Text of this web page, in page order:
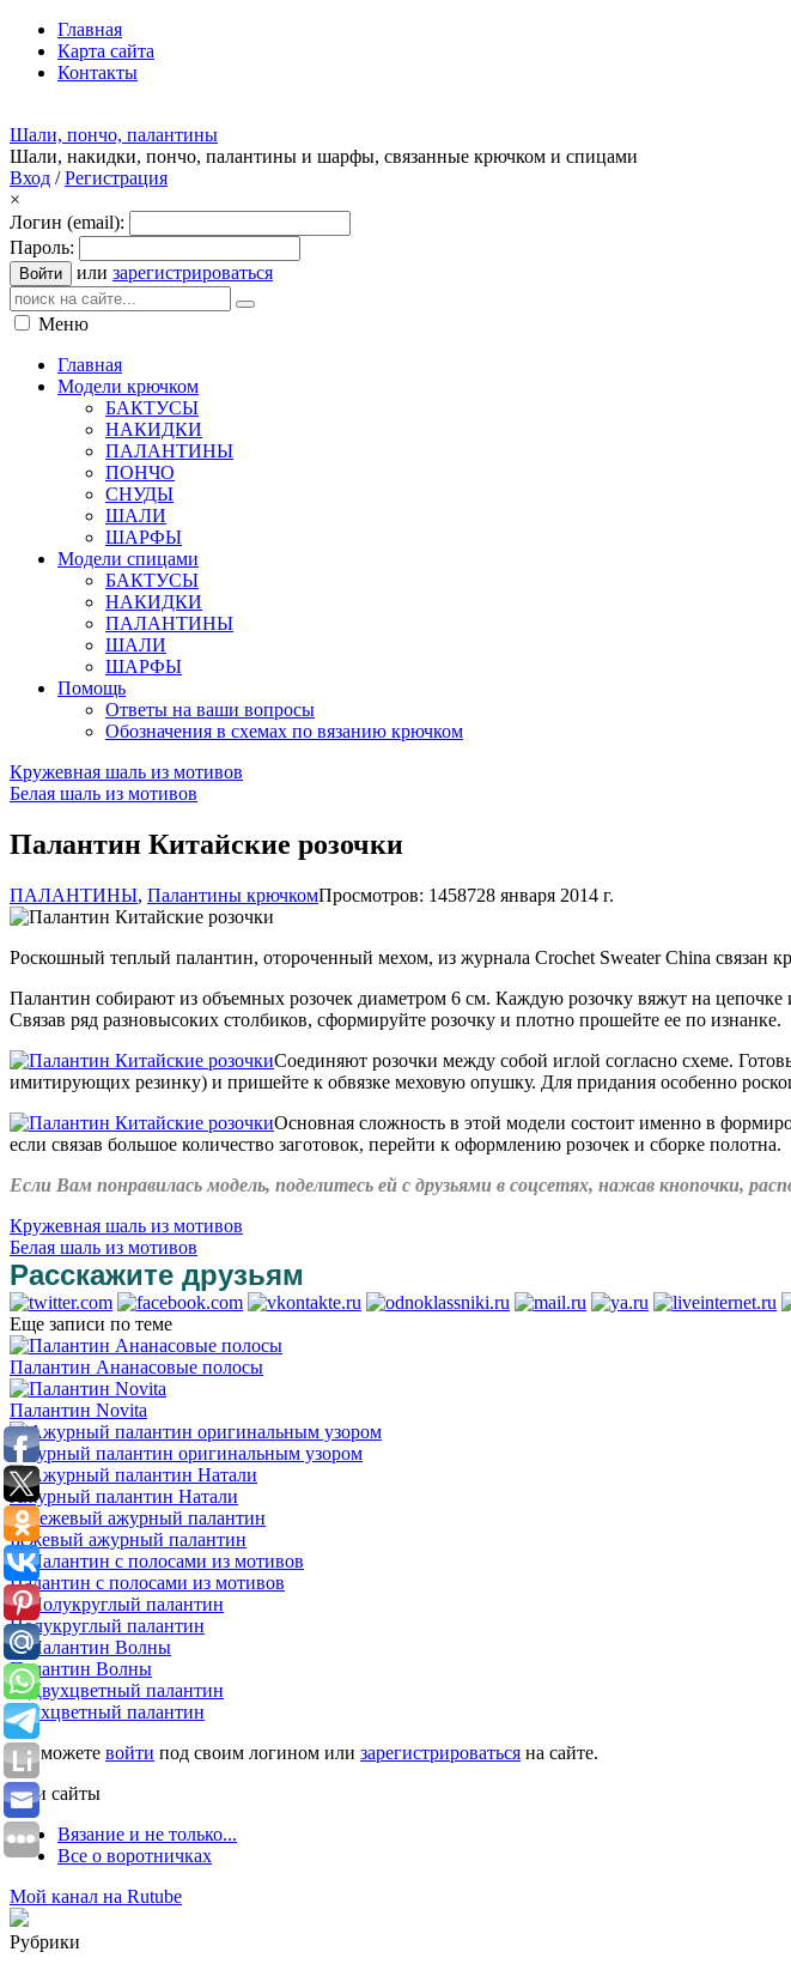
Главная
Карта сайта
Контакты
Шали, пончо, палантины
Шали, накидки, пончо, палантины и шарфы, связанные крючком и спицами
Вход /Регистрация
×
Логин (email):
Пароль:
Войти или зарегистрироваться
Меню
Главная
Модели крючком
БАКТУСЫ
НАКИДКИ
ПАЛАНТИНЫ
ПОНЧО
СНУДЫ
ШАЛИ
ШАРФЫ
Модели спицами
БАКТУСЫ
НАКИДКИ
ПАЛАНТИНЫ
ШАЛИ
ШАРФЫ
Помощь
Ответы на ваши вопросы
Обозначения в схемах по вязанию крючком
Кружевная шаль из мотивов
Белая шаль из мотивов
Палантин Китайские розочки
ПАЛАНТИНЫ, Палантины крючкомПросмотров: 1458728 января 2014 г.
Роскошный теплый палантин, отороченный мехом, из журнала Crochet Sweater China связан
Палантин собирают из объемных розочек диаметром 6 см. Каждую розочку вяжут на
Связав ряд разновысоких столбиков, сформируйте розочку и плотно прошейте ее по изнанке.
Соединяют розочки между собой иглой согласно схеме.
имитирующих резинку) и пришейте к обвязке меховую опушку. Для придания особенно
Основная сложность в этой модели состоит именно в
если связав большое количество заготовок, перейти к оформлению розочек и сборке полотна.
Если Вам понравилась модель, поделитесь ей с друзьями в соцсетях, нажав кнопочки,
Кружевная шаль из мотивов
Белая шаль из мотивов
Расскажите друзьям
Еще записи по теме
Палантин Ананасовые полосы
Палантин Novita
Ажурный палантин оригинальным узором
Ажурный палантин Натали
Бежевый ажурный палантин
Палантин с полосами из мотивов
Полукруглый палантин
Палантин Волны
Двухцветный палантин
Вы можете войти под своим логином или зарегистрироваться на сайте.
Мои сайты
Вязание и не только...
Все о воротничках
Мой канал на Rutube
Рубрики